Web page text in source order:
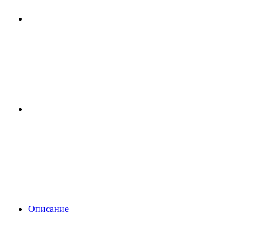
Описание